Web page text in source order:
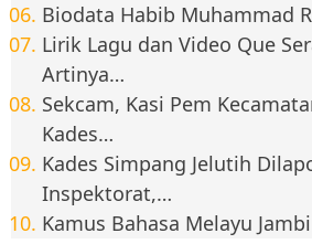
Biodata Habib Muhammad
Lirik Lagu dan Video Que
Artinya…
Sekcam, Kasi Pem
Kades…
Kades Simpang Jelutih
Inspektorat,…
Kamus Bahasa Melayu Jambi